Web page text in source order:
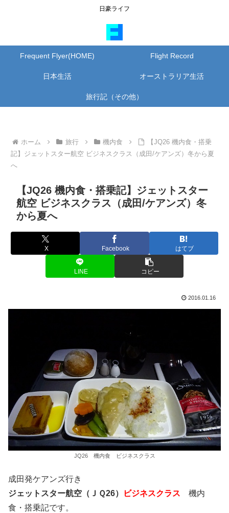
日豪ライフ
Frequent Flyer(HOME) Flight Record
日本生活 オーストラリア生活
旅行記（その他）
ホーム 旅行 機内食
【JQ26 機内食・搭乗
記】ジェットスター航空 ビジネスクラス（成田/ケアンズ）冬から夏
へ
【JQ26 機内食・搭乗記】ジェットスター
航空 ビジネスクラス（成田/ケアンズ）冬
から夏へ
X Facebook はてブ
LINE コピー
2016.01.16
JQ26 機内食 ビジネスクラス
成田発ケアンズ行き
ジェットスター航空（ＪＱ26）
ビジネスクラス
機内
食・搭乗記です。